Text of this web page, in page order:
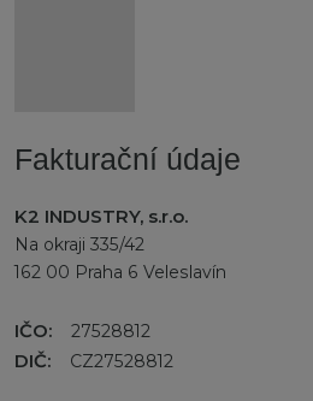
Fakturační údaje
K2 INDUSTRY, s.r.o.
Na okraji 335/42
162 00 Praha 6 Veleslavín
IČO: 27528812
DIČ: CZ27528812